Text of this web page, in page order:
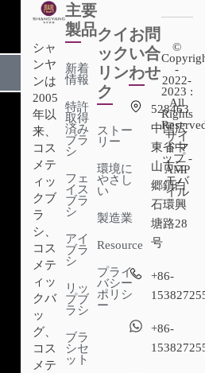
シャ
ンヤ
ンは
2005
年以
来、
コス
メテ
ィッ
クブ
ラ
シ、
コス
メテ
ィッ
クバ
ッ
グ、
コス
メテ
主要
製品
新着
情報
特許
取得
済み
ブラ
シ
フェ
イス
ブラ
シ
アイ
ブラ
シ
リッ
プブ
ラシ
ブラ
シセ
ット
クイ
ック
リン
ク
ストー
リー
環境に
やさし
い
製造業
Resource
プライ
バシー
ポリシ
ー
お問
い合
わせ
528463
中国広
東省中
山市三
郷鎮白
石環興
塘路28
号
+86-
+86-
©
-
2022-
2023 :
All
Rights
サイ
トマ
ップ -
AMP
モバ
イル